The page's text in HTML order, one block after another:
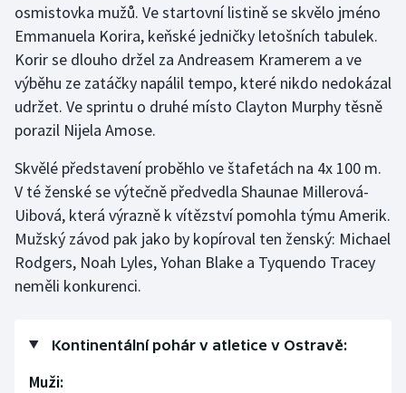
osmistovka mužů. Ve startovní listině se skvělo jméno
Emmanuela Korira, keňské jedničky letošních tabulek.
Korir se dlouho držel za Andreasem Kramerem a ve
výběhu ze zatáčky napálil tempo, které nikdo nedokázal
udržet. Ve sprintu o druhé místo Clayton Murphy těsně
porazil Nijela Amose.
Skvělé představení proběhlo ve štafetách na 4x 100 m.
V té ženské se výtečně předvedla Shaunae Millerová-
Uibová, která výrazně k vítězství pomohla týmu Amerik.
Mužský závod pak jako by kopíroval ten ženský: Michael
Rodgers, Noah Lyles, Yohan Blake a Tyquendo Tracey
neměli konkurenci.
Kontinentální pohár v atletice v Ostravě:
Muži: